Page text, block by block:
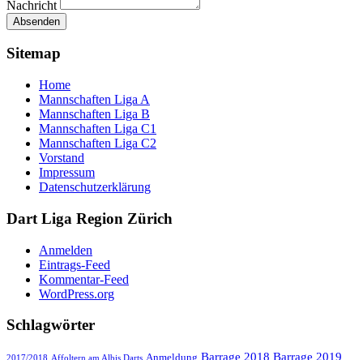
Nachricht
Absenden
Sitemap
Home
Mannschaften Liga A
Mannschaften Liga B
Mannschaften Liga C1
Mannschaften Liga C2
Vorstand
Impressum
Datenschutzerklärung
Dart Liga Region Zürich
Anmelden
Eintrags-Feed
Kommentar-Feed
WordPress.org
Schlagwörter
2017/2018 Affoltern am Albis Darts Anmeldung Barrage 2018 Barrage 2019